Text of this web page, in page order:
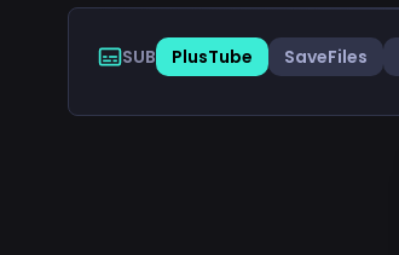
SUB PlusTube SaveFiles